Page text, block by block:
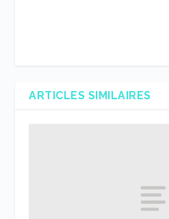
ARTICLES SIMILAIRES